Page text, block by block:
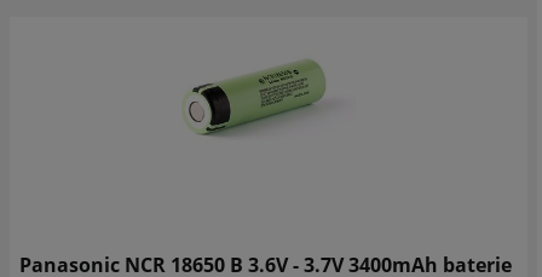
Panasonic NCR 18650 B 3.6V - 3.7V 3400mAh baterie